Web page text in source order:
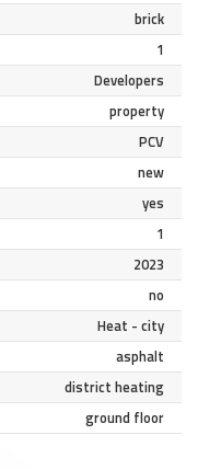
brick
1
Developers
property
PCV
new
yes
1
2023
no
Heat - city
asphalt
district heating
ground floor